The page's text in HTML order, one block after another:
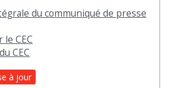
du communiqué de presse
le CEC
CEC
à jour